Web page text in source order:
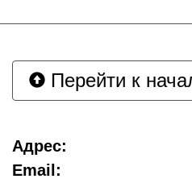
Перейти к
Адрес:
Email: